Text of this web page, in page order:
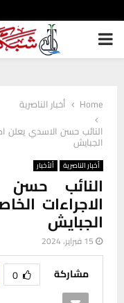
PRIMARY
Home
أخبار الناصرية
النائب حسن الاسدي يعلن
الجبايش
أخبار الناصرية ألأخبار
النائب
الاجراءات
الجبايش
15 فبراير، 2024
مشاركة 0